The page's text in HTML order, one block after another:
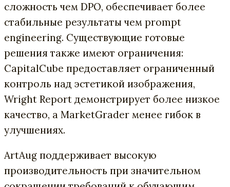
сложность чем DPO, обеспечивает более
стабильные результаты чем prompt
engineering. Существующие готовые
решения также имеют ограничения:
CapitalCube предоставляет ограниченный
контроль над эстетикой изображения,
Wright Report демонстрирует более низкое
качество, а MarketGrader менее гибок в
улучшениях.
ArtAug поддерживает высокую
производительность при значительном